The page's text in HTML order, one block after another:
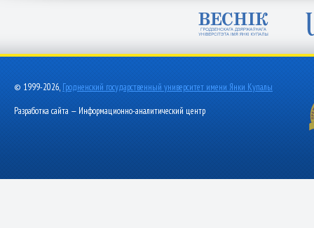
© 1999-2026, Гродненский государственный университет имени Янки Купалы
Разработка сайта — Информационно-аналитический центр